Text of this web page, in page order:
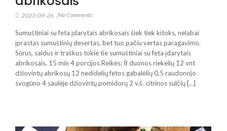
2023-09-26 /No Comments
Sumuštiniai su feta įdarytais abrikosais šiek tiek kitoks, nelabai
įprastas sumuštinių desertas, bet tuo pačiu vertas paragavimo.
Sūrus, saldus ir traškus tokie tie sumuštiniai su feta įdarytais
abrikosais. 15 min 4 porcijos Reikės: 8 duonos riekelių 12 vnt
džiovintų abrikosų 12 nedidelių fetos gabalėlių 0,5 raudonojo
svogūno 4 saulėje džiovintų pomidorų 2 v.š. citrinos sulčių […]